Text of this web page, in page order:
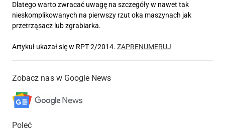
Dlatego warto zwracać uwagę na szczegóły w nawet tak
nieskomplikowanych na pierwszy rzut oka maszynach jak
przetrząsacz lub zgrabiarka.
Artykuł ukazał się w RPT 2/2014. ZAPRENUMERUJ
Zobacz nas w Google News
Poleć